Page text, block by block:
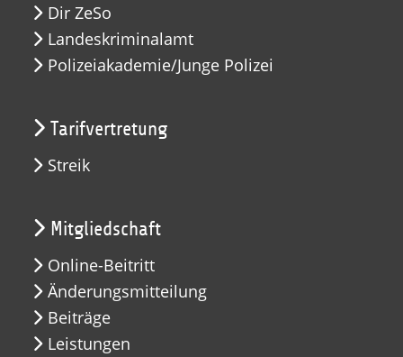
Dir ZeSo
Landeskriminalamt
Polizeiakademie/Junge Polizei
Tarifvertretung
Streik
Mitgliedschaft
Online-Beitritt
Änderungsmitteilung
Beiträge
Leistungen